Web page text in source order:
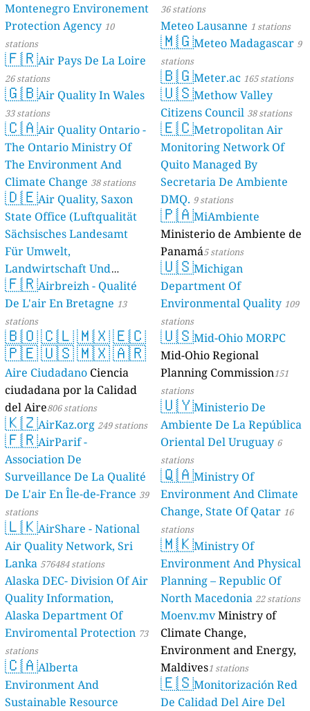
Montenegro Environement
Protection Agency 10
stations
🇫🇷Air Pays De La Loire
26 stations
🇬🇧Air Quality In Wales
33 stations
🇨🇦Air Quality Ontario -
The Ontario Ministry Of
The Environment And
Climate Change 38 stations
🇩🇪Air Quality, Saxon
State Office (Luftqualität
Sächsisches Landesamt
Für Umwelt,
Landwirtschaft Und
Geologie) 50 stations
🇫🇷Airbreizh - Qualité
De L'air En Bretagne 13
stations
🇧🇴🇨🇱🇲🇽🇪🇨
🇵🇪🇺🇸🇲🇽🇦🇷
Aire Ciudadano Ciencia
ciudadana por la Calidad
del Aire806 stations
🇰🇿AirKaz.org 249 stations
🇫🇷AirParif -
Association De
Surveillance De La Qualité
De L'air En Île-de-France 39
stations
🇱🇰AirShare - National
Air Quality Network, Sri
Lanka 576484 stations
Alaska DEC- Division Of Air
Quality Information,
Alaska Department Of
Enviromental Protection 73
stations
🇨🇦Alberta
Environment And
Sustainable Resource
36 stations
Meteo Lausanne 1 stations
🇲🇬Meteo Madagascar 9
stations
🇧🇬Meter.ac 165 stations
🇺🇸Methow Valley
Citizens Council 38 stations
🇪🇨Metropolitan Air
Monitoring Network Of
Quito Managed By
Secretaria De Ambiente
DMQ. 9 stations
🇵🇦MiAmbiente
Ministerio de Ambiente de
Panamá5 stations
🇺🇸Michigan
Department Of
Environmental Quality 109
stations
🇺🇸Mid-Ohio MORPC
Mid-Ohio Regional
Planning Commission151
stations
🇺🇾Ministerio De
Ambiente De La República
Oriental Del Uruguay 6
stations
🇶🇦Ministry Of
Environment And Climate
Change, State Of Qatar 16
stations
🇲🇰Ministry Of
Environment And Physical
Planning – Republic Of
North Macedonia 22 stations
Moenv.mvMinistry of
Climate Change,
Environment and Energy,
Maldives1 stations
🇪🇸Monitorización Red
De Calidad Del Aire Del